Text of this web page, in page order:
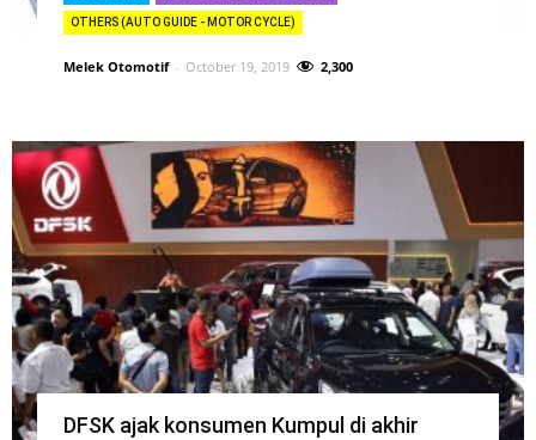
OTHERS (AUTO GUIDE - MOTOR CYCLE)
Melek Otomotif - October 19, 2019 2,300
DFSK ajak konsumen Kumpul di akhir